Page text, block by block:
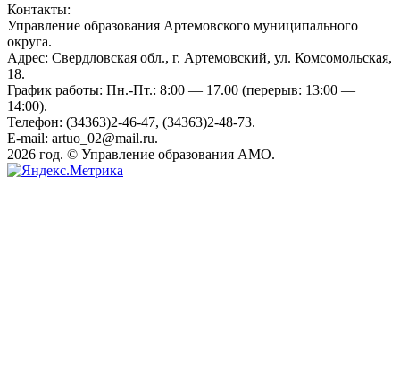
Контакты:
Управление образования Артемовского муниципального
округа.
Адрес: Свердловская обл., г. Артемовский, ул. Комсомольская,
18.
График работы: Пн.-Пт.: 8:00 — 17.00 (перерыв: 13:00 —
14:00).
Телефон: (34363)2-46-47, (34363)2-48-73.
E-mail: artuo_02@mail.ru.
2026 год. © Управление образования АМО.